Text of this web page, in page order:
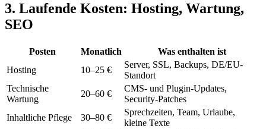
3. Laufende Kosten: Hosting, Wartung,
SEO
Posten Monatlich
Was enthalten ist
Hosting
10–25 €
Server, SSL, Backups, DE/EU-
Standort
Technische
Wartung
20–60 €
CMS- und Plugin-Updates,
Security-Patches
Inhaltliche Pflege
30–80 €
Sprechzeiten, Team, Urlaube,
kleine Texte